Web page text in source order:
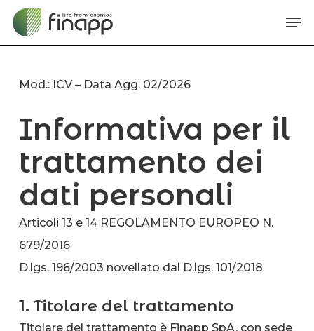
Skip
content
Mod.: ICV – Data Agg. 02/2026
Informativa per il
trattamento dei
dati personali
Articoli 13 e 14 REGOLAMENTO EUROPEO N.
679/2016
D.lgs. 196/2003 novellato dal D.lgs. 101/2018
1. Titolare del trattamento
Titolare del trattamento è Finapp SpA, con sede